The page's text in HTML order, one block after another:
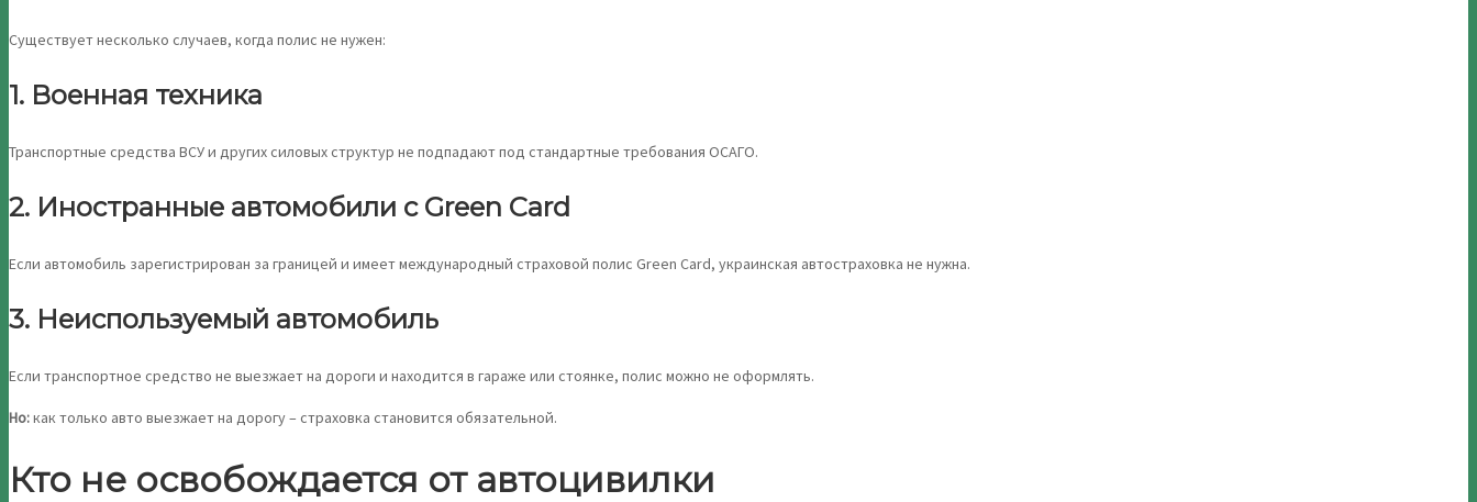
Существует несколько случаев, когда полис не нужен:
1. Военная техника
Транспортные средства ВСУ и других силовых структур не подпадают под стандартные требования ОСАГО.
2. Иностранные автомобили с Green Card
Если автомобиль зарегистрирован за границей и имеет международный страховой полис Green Card, украинская автостраховка не нужна.
3. Неиспользуемый автомобиль
Если транспортное средство не выезжает на дороги и находится в гараже или стоянке, полис можно не оформлять.
Но:как только авто выезжает на дорогу – страховка становится обязательной.
Кто не освобождается от автоцивилки